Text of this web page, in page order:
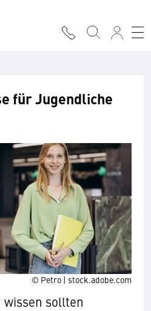
© Petro | stock.adobe.com
für Jugendliche
wissen sollten